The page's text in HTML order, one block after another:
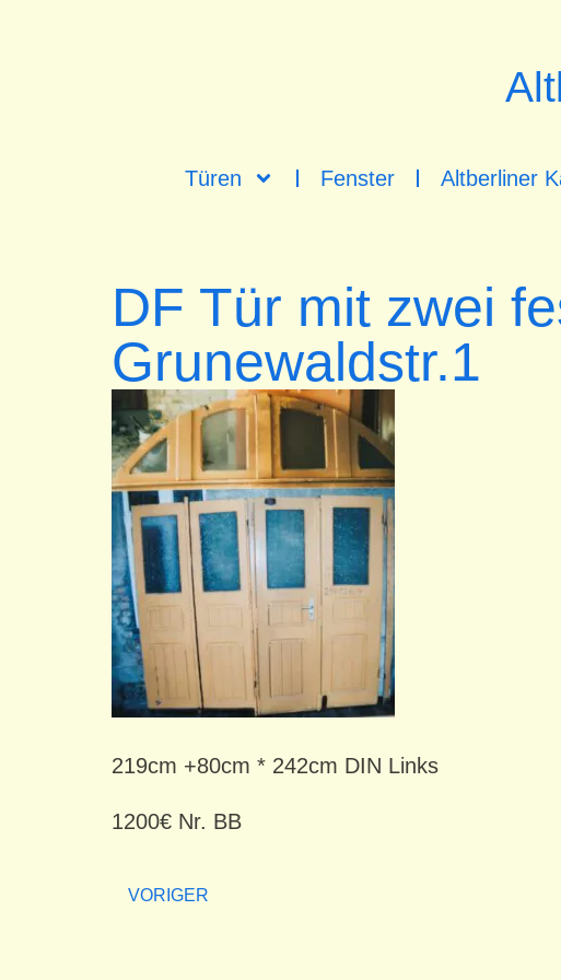
Türen Fenster Altberliner
DF Tür mit zwei
Grunewaldstr.1
219cm +80cm * 242cm DIN Links
1200€ Nr. BB
VORIGER